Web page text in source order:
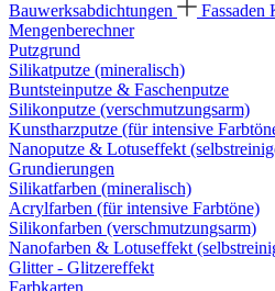
Bauwerksabdichtungen
Fassaden
Mengenberechner
Putzgrund
Silikatputze (mineralisch)
Buntsteinputze & Faschenputze
Silikonputze (verschmutzungsarm)
Kunstharzputze (für intensive
Nanoputze & Lotuseffekt
Grundierungen
Silikatfarben (mineralisch)
Acrylfarben (für intensive Farbtöne)
Silikonfarben (verschmutzungsarm)
Nanofarben & Lotuseffekt
Glitter - Glitzereffekt
Farbkarten